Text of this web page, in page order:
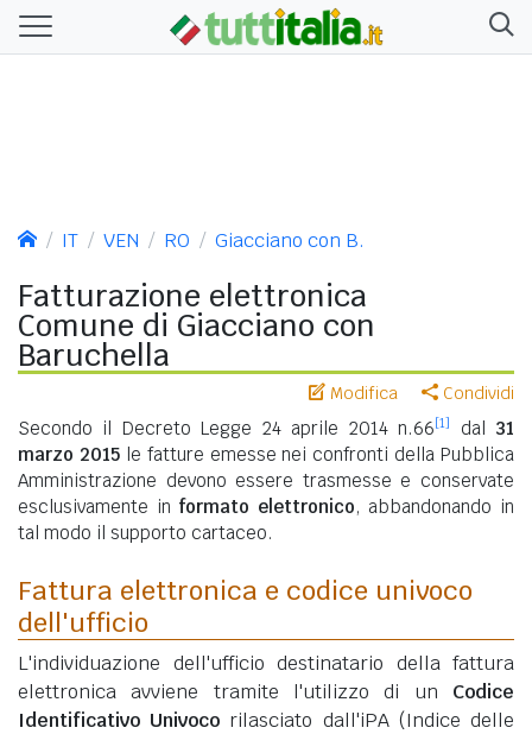
IT VEN RO Giacciano con B.
Fatturazione elettronica
Comune di Giacciano con
Baruchella
Modifica Condividi
Secondo il Decreto Legge 24 aprile 2014 n.66[1] dal 31
marzo 2015le fatture emesse nei confronti della Pubblica
Amministrazione devono essere trasmesse e conservate
esclusivamente in formato elettronico, abbandonando in
tal modo il supporto cartaceo.
Fattura elettronica e codice univoco
dell'ufficio
L'individuazione dell'ufficio destinatario della fattura
elettronica avviene tramite l'utilizzo di un Codice
Identificativo Univoco rilasciato dall'iPA (Indice delle